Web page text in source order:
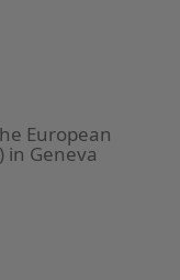
European
in Geneva